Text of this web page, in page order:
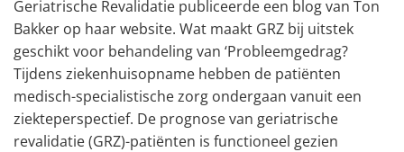
Geriatrische Revalidatie publiceerde een blog van Ton
Bakker op haar website. Wat maakt GRZ bij uitstek
geschikt voor behandeling van ‘Probleemgedrag?
Tijdens ziekenhuisopname hebben de patiënten
medisch-specialistische zorg ondergaan vanuit een
ziekteperspectief. De prognose van geriatrische
revalidatie (GRZ)-patiënten is functioneel gezien